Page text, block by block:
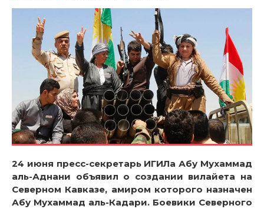
24 июня пресс-секретарь ИГИЛа Абу Мухаммад
аль-Аднани объявил о создании вилайета на
Северном Кавказе, амиром которого назначен
Абу Мухаммад аль-Кадари. Боевики Северного